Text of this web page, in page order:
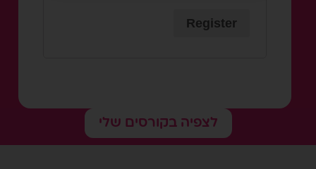
Register
לצפיה בקורסים שלי